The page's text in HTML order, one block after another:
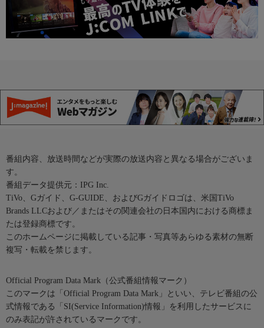
番組内容、放送時間などが実際の放送内容と異なる場合がございま
す。
番組データ提供元：IPG Inc.
TiVo、Gガイド、G-GUIDE、およびGガイドロゴは、米国TiVo
Brands LLCおよび／またはその関連会社の日本国内における商標ま
たは登録商標です。
このホームページに掲載している記事・写真等あらゆる素材の無断
複写・転載を禁じます。
Official Program Data Mark（公式番組情報マーク）
このマークは「Official Program Data Mark」といい、テレビ番組の公
式情報である「SI(Service Information)情報」を利用したサービスに
のみ表記が許されているマークです。